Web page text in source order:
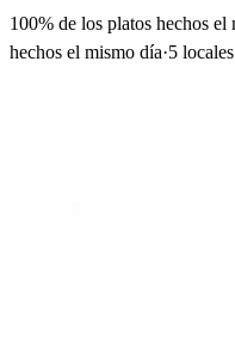
100% de los platos hechos el
hechos el mismo día·5